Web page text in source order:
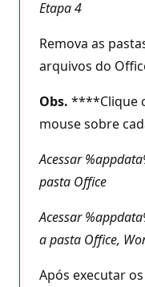
Etapa 4
Remova as
arquivos do
Obs. ****Clique
mouse sobre
Acessar
pasta Office
Acessar
a pasta Office,
Após executar